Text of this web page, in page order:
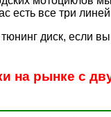
есть все три
диск, если
на рынке с